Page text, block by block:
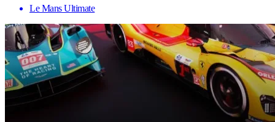
Le Mans Ultimate